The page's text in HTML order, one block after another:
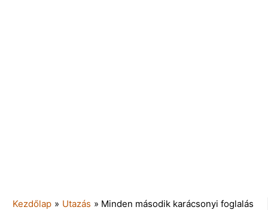
Kezdőlap » Utazás » Minden második karácsonyi foglalás